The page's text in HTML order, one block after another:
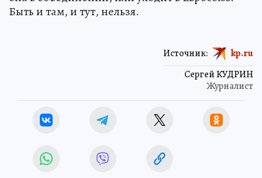
Быть и там, и тут, нельзя.
Сергей КУДРИН
Журналист
Источник: kp.ru